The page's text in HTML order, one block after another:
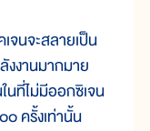
เจนจะสลายเป็น
งงานมากมาย
ในที่ไม่มีออกซิเจน
๐ ครั้งเท่านั้น